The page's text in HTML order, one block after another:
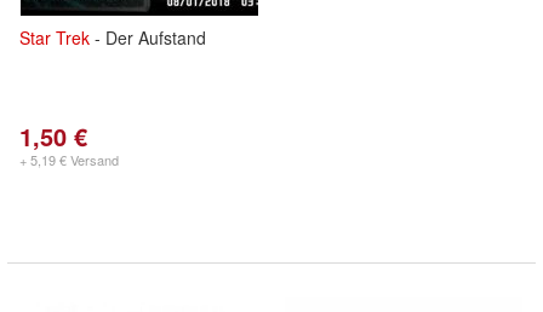
Star Trek - Der Aufstand
1,50 €
+ 5,19 € Versand